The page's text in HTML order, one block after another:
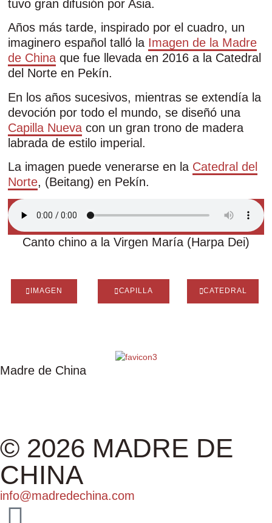
tuvo gran difusión por Asia.
Años más tarde, inspirado por el cuadro, un
imaginero español talló la Imagen de la Madre
de China que fue llevada en 2016 a la Catedral
del Norte en Pekín.
En los años sucesivos, mientras se extendía la
devoción por todo el mundo, se diseñó una
Capilla Nueva con un gran trono de madera
labrada de estilo imperial.
La imagen puede venerarse en la Catedral del
Norte, (Beitang) en Pekín.
Canto chino a la Virgen María (Harpa Dei)
IMAGEN CAPILLA CATEDRAL
Madre de China
© 2026 MADRE DE
CHINA
info@madredechina.com